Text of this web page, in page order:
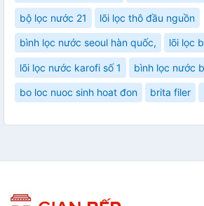
bộ lọc nước 21 lõi lọc thô đầu nguồn
bình lọc nước seoul hàn quốc, lõi lọc
lõi lọc nước karofi số 1 bình lọc nước
bo loc nuoc sinh hoat đon brita filer